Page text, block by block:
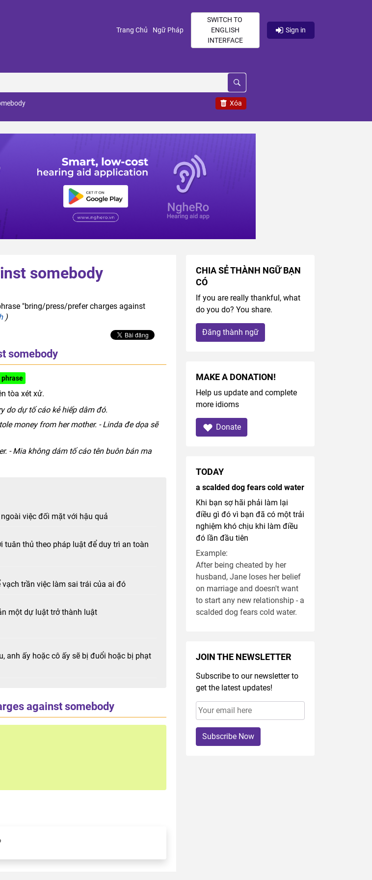
Trang Chủ (current)
Ngữ Pháp(current)
SWITCH TO
ENGLISH
INTERFACE
Sign in
Xóa
somebody
"bring/press/prefer charges against
)
somebody
phrase
tòa xét xử.
do dự tố cáo kẻ hiếp dâm đó.
money from her mother. - Linda đe dọa sẽ
- Mia không dám tố cáo tên buôn bán ma
việc đối mặt với hậu quả
thủ theo pháp luật để duy trì an toàn
trần việc làm sai trái của ai đó
một dự luật trở thành luật
anh ấy hoặc cô ấy sẽ bị đuổi hoặc bị phạt
against somebody
CHIA SẺ THÀNH NGỮ BẠN
CÓ
If you are really thankful, what
do you do? You share.
Đăng thành ngữ
MAKE A DONATION!
Help us update and complete
more idioms
Donate
TODAY
a scalded dog fears cold water
Khi bạn sợ hãi phải làm lại
điều gì đó vì bạn đã có một trải
nghiệm khó chịu khi làm điều
đó lần đầu tiên
Example:
After being cheated by her
husband, Jane loses her belief
on marriage and doesn't want
to start any new relationship - a
scalded dog fears cold water.
JOIN THE NEWSLETTER
Subscribe to our newsletter to
get the latest updates!
Subscribe Now